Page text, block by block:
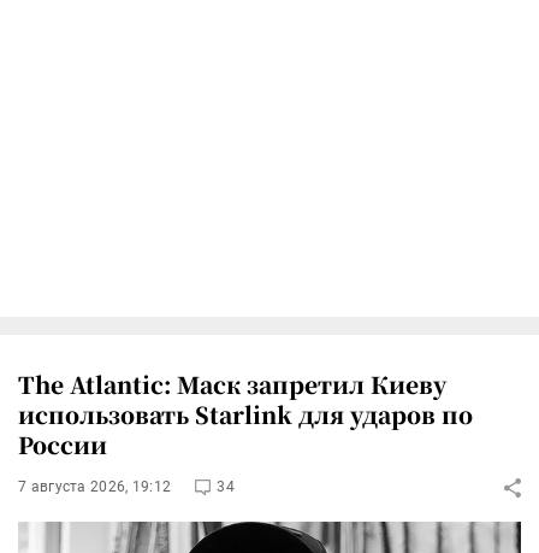
The Atlantic: Маск запретил Киеву
использовать Starlink для ударов по
России
7 августа 2026, 19:12 34